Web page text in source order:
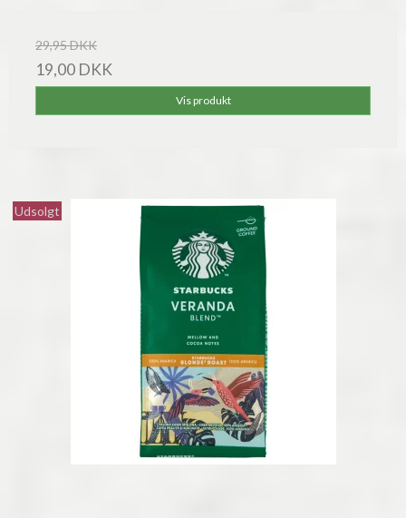
29,95 DKK
19,00 DKK
Vis produkt
Udsolgt